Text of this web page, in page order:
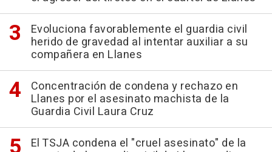
Evoluciona favorablemente el guardia civil
herido de gravedad al intentar auxiliar a su
compañera en Llanes
Concentración de condena y rechazo en
Llanes por el asesinato machista de la
Guardia Civil Laura Cruz
El TSJA condena el "cruel asesinato" de la